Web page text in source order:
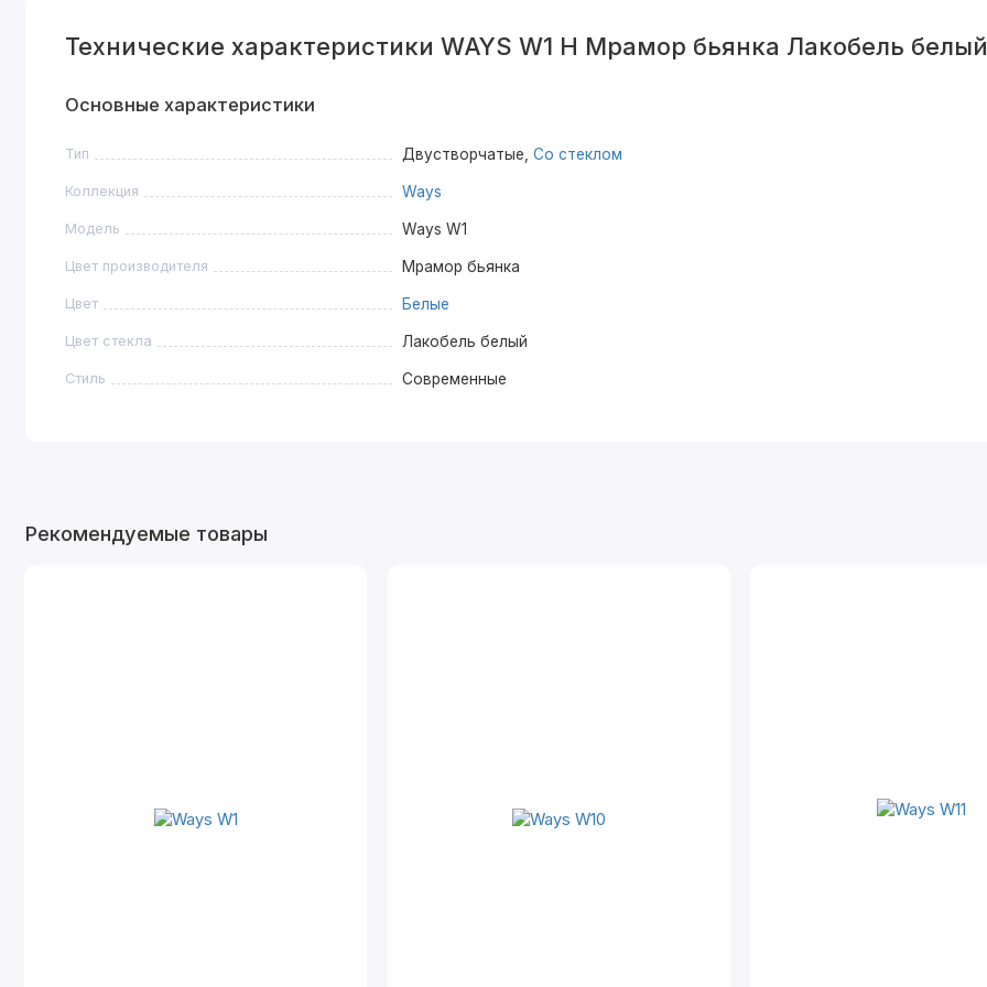
Технические характеристики WAYS W1 H Мрамор бьянка Лакобель
Основные характеристики
Тип Двустворчатые, Со стеклом
Коллекция Ways
Модель Ways W1
Цвет производителя Мрамор бьянка
Цвет Белые
Цвет стекла Лакобель белый
Стиль Современные
Рекомендуемые товары